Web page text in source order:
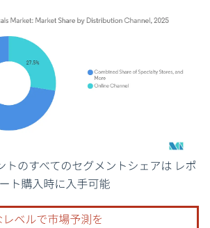
。再利用にはCC BY 4.0の表示が必要です。